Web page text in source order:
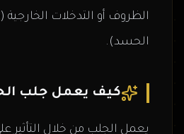
الظروف أو التدخلات
الحسد).
كيف يعمل جلب
يعمل الجلب من خلال التأثير